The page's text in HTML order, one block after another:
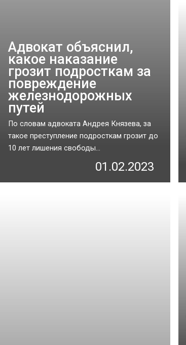
Адвокат объяснил,
какое наказание
грозит подросткам за
повреждение
железнодорожных
путей
По словам адвоката Андрея Князева, за
такое преступление подросткам грозит до
10 лет лишения свободы...
01.02.2023